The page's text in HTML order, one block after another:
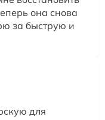
она снова
за быструю и
для